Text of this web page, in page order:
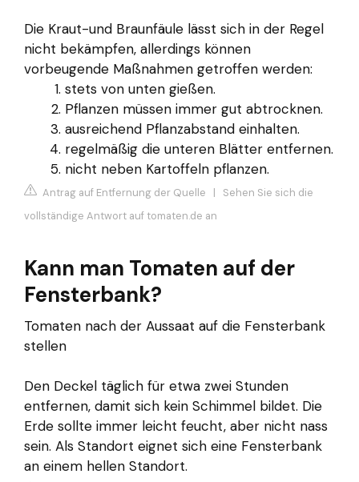
Die Kraut-und Braunfäule lässt sich in der Regel
nicht bekämpfen, allerdings können
vorbeugende Maßnahmen getroffen werden:
stets von unten gießen.
Pflanzen müssen immer gut abtrocknen.
ausreichend Pflanzabstand einhalten.
regelmäßig die unteren Blätter entfernen.
nicht neben Kartoffeln pflanzen.
Antrag auf Entfernung der Quelle | Sehen Sie sich die
vollständige Antwort auf tomaten.de an
Kann man Tomaten auf der
Fensterbank?
Tomaten nach der Aussaat auf die Fensterbank
stellen
Den Deckel täglich für etwa zwei Stunden
entfernen, damit sich kein Schimmel bildet. Die
Erde sollte immer leicht feucht, aber nicht nass
sein. Als Standort eignet sich eine Fensterbank
an einem hellen Standort.